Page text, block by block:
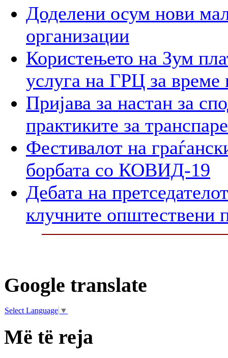
Доделени осум нови
организации
Користењето на Зум
услуга на ГРЦ за време
Пријава за настан за
практиките за
Фестивалот на
борбата со КОВИД-19
Дебата на
клучните општествени
Google translate
Select Language ▼
Më të reja